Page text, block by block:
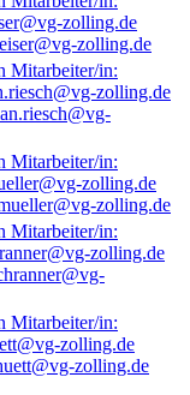
zolling.de
zolling.de
zolling.de